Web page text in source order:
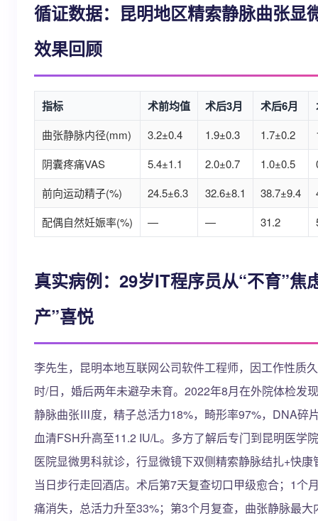
循证数据：昆明地区精索静脉曲张显
效果回顾
指标 术前均值 术后3月 术后6月
曲张静脉内径(mm) 3.2±0.4 1.9±0.3 1.7±0.2
阴囊疼痛VAS
5.4±1.1 2.0±0.7 1.0±0.5
前向运动精子(%)
24.5±6.3 32.6±8.1 38.7±9.4
配偶自然妊娠率(%)
— — 31.2
真实病例：29岁IT程序员从“不育”焦
产”喜悦
李先生，昆明本地互联网公司软件工程师，因工作性质
时/日，婚后两年未避孕未育。2022年8月在外院体检发
静脉曲张Ⅲ度，精子总活力18%，畸形率97%，DNA碎
血清FSH升高至11.2 IU/L。多方了解后专门到昆明医学
医院显微男科就诊，行显微镜下双侧精索静脉结扎+快康
当日步行走回酒店。术后第7天复查切口甲级愈合；1个
痛消失，总活力升至33%；第3个月复查，曲张静脉最大